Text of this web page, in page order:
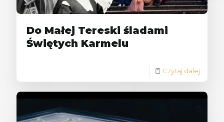
Do Małej Tereski śladami
Świętych Karmelu
Czytaj dalej